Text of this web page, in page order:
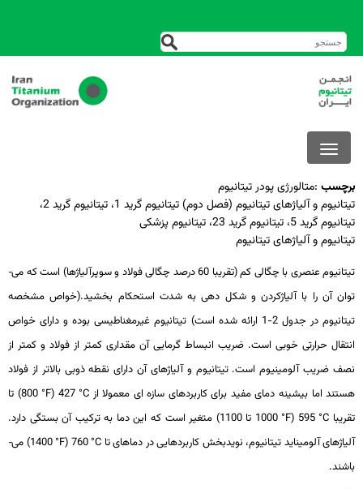
برچسب :متالورژی پودر تیتانیوم
تیتانیوم و آلیاژهای تیتانیوم (فصل دوم) تیتانیوم گرید 1، تیتانیوم گرید 2،
تیتانیوم گرید 5، تیتانیوم گرید 23، تیتانیوم پزشکی
تیتانیوم و آلیاژهای تیتانیوم
تیتانیوم عنصری با چگالی کم (تقریبا 60 درصد چگالی فولاد و سوپرآلیاژها) است که می­
توان آن را با آلیاژکردن و شکل دهی به شدت استحکام بخشید.(خواص مشخصه
تیتانیوم در جدول 2-1 ارائه شده است) تیتانیوم غیرمغناطیسی بوده و دارای خواص
انتقال حرارتی خوبی است. ضریب انبساط گرمایی آن مقداری کمتر از فولاد و کمتر از
نصف ضریب آلومینیوم است. تیتانیوم و آلیاژهای آن دارای نقطه ذوبی بالاتر از فولاد
هستند اما بیشینه دمای مفید برای کاربردهای سازه­ ای معمولا از °C
427 (
°F
800) تا
تقریبا °C
595 (
°F
1000 تا 1100) متغیر است که این دما به ترکیب آن بستگی دارد.
آلیاژهای آلومیناید تیتانیوم، نویدبخش کاربردهایی در دماهای تا °C
760 (
°F
1400) می­
باشند.